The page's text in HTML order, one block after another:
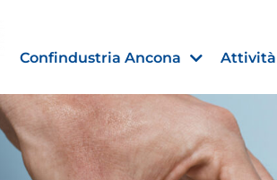
Confindustria Ancona Attività